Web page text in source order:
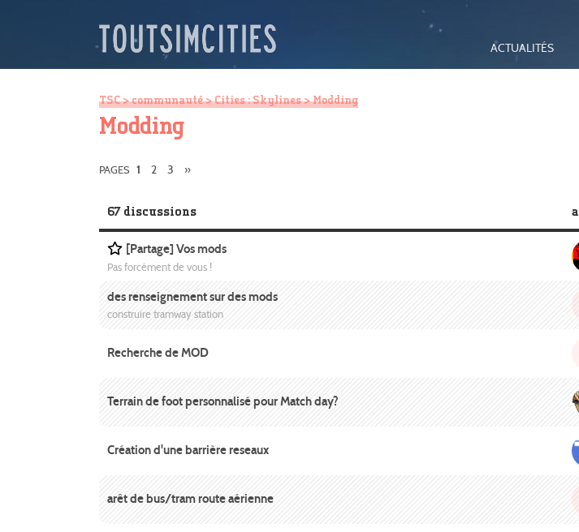
ACTUALITÉS
TSC>communauté>Cities : Skylines> Modding
Modding
PAGES 1 2 3 »
67 discussions
[Partage] Vos mods
Pas forcément de vous !
des renseignement sur des mods
construire tramway station
Recherche de MOD
Terrain de foot personnalisé pour Match day?
Création d'une barrière reseaux
arêt de bus/tram route aérienne